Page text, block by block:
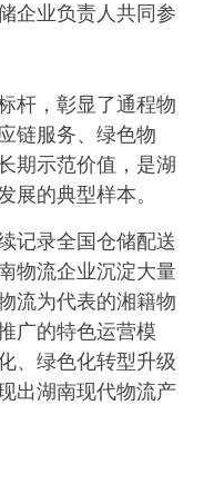
企业负责人共同参
杆，彰显了通程物
链服务、绿色物
期示范价值，是湖
展的典型样本。
记录全国仓储配送
物流企业沉淀大量
流为代表的湘籍物
广的特色运营模
、绿色化转型升级
出湖南现代物流产